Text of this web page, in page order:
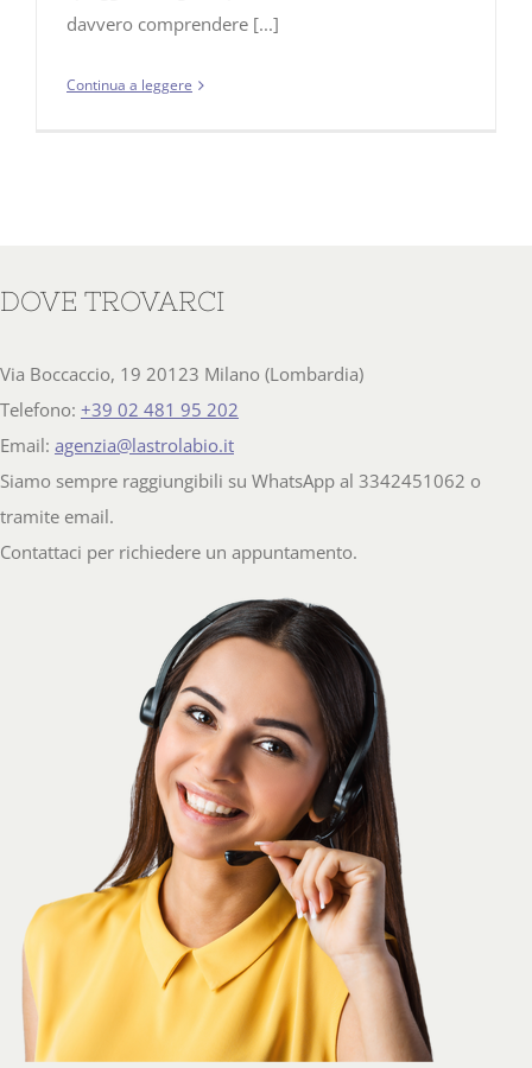
davvero comprendere [...]
Continua a leggere
DOVE TROVARCI
Via Boccaccio, 19 20123 Milano (Lombardia)
Telefono: +39 02 481 95 202
Email: agenzia@lastrolabio.it
Siamo sempre raggiungibili su WhatsApp al 3342451062 o
tramite email.
Contattaci per richiedere un appuntamento.